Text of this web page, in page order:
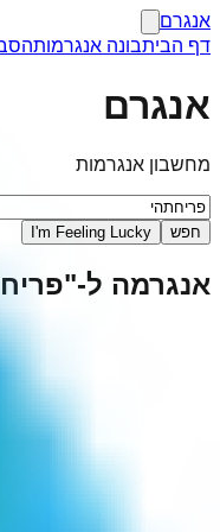
אנגרם
דף הביתבונה אנגרמות
אנגרם
מחשבון אנגרמות
חפש I'm Feeling Lucky
אנגרמה ל-"